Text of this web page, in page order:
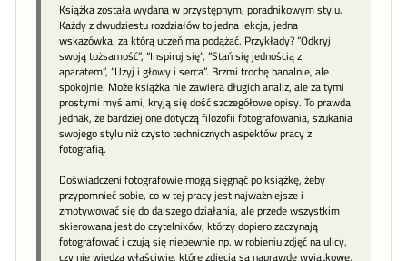
Książka została wydana w przystępnym, poradnikowym stylu.
Każdy z dwudziestu rozdziałów to jedna lekcja, jedna
wskazówka, za którą uczeń ma podążać. Przykłady? “Odkryj
swoją tożsamość”, “Inspiruj się”, “Stań się jednością z
aparatem”, “Użyj i głowy i serca”. Brzmi trochę banalnie, ale
spokojnie. Może książka nie zawiera długich analiz, ale za tymi
prostymi myślami, kryją się dość szczegółowe opisy. To prawda
jednak, że bardziej one dotyczą filozofii fotografowania, szukania
swojego stylu niż czysto technicznych aspektów pracy z
fotografią.
Doświadczeni fotografowie mogą sięgnąć po książkę, żeby
przypomnieć sobie, co w tej pracy jest najważniejsze i
zmotywować się do dalszego działania, ale przede wszystkim
skierowana jest do czytelników, którzy dopiero zaczynają
fotografować i czują się niepewnie np. w robieniu zdjęć na ulicy,
czy nie wiedzą właściwie, które zdjęcia są naprawdę wyjątkowe,